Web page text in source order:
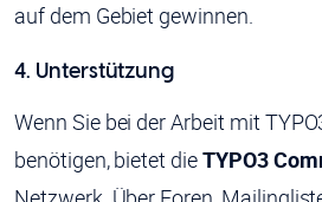
auf dem Gebiet gewinnen.
4. Unterstützung
Wenn Sie bei der Arbeit mit
benötigen, bietet dieTYPO3